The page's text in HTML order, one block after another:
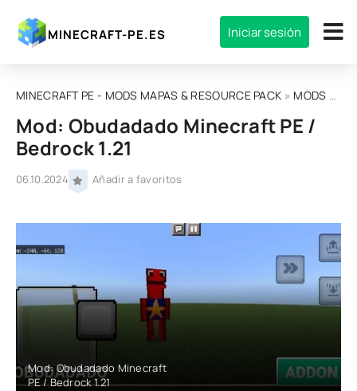
MINECRAFT-PE.ES Iniciar sesión
MINECRAFT PE - MODS MAPAS & RESOURCE PACK » MODS
Mod: Obudadado Minecraft PE /
Bedrock 1.21
06.10.2024 Añadir a favoritos
Mod: Obudadado Minecraft
PE / Bedrock 1.21